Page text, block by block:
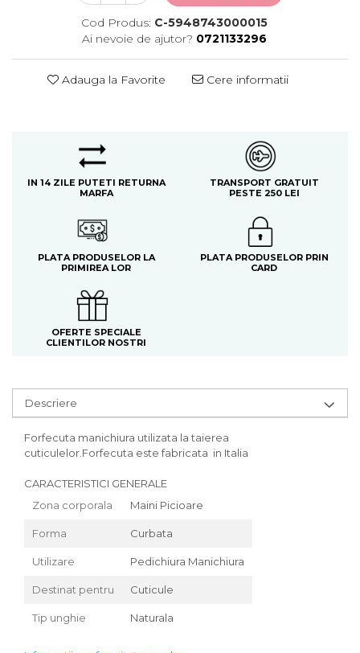
Cod Produs: C-5948743000015
Ai nevoie de ajutor? 0721133296
Adauga la Favorite Cere informatii
IN 14 ZILE PUTETI RETURNA
MARFA
TRANSPORT GRATUIT
PESTE 250 LEI
PLATA PRODUSELOR LA
PRIMIREA LOR
PLATA PRODUSELOR PRIN
CARD
OFERTE SPECIALE
CLIENTILOR NOSTRI
Descriere
Forfecuta manichiura utilizata la taierea
cuticulelor.Forfecuta este fabricata in Italia
CARACTERISTICI GENERALE
Zona corporala
Maini Picioare
Forma Curbata
Utilizare Pedichiura Manichiura
Destinat pentru Cuticule
Tip unghie Naturala